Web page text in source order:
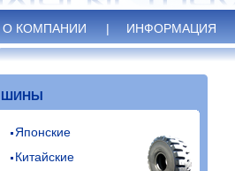
О КОМПАНИИ | ИНФОРМАЦИЯ
ШИНЫ
Японские
Китайские